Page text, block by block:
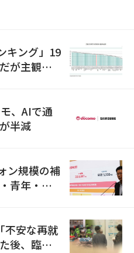
キング」19
が主観的
、AIで通
半減
ン規模の補
青年・安
不安な再就
後、臨時